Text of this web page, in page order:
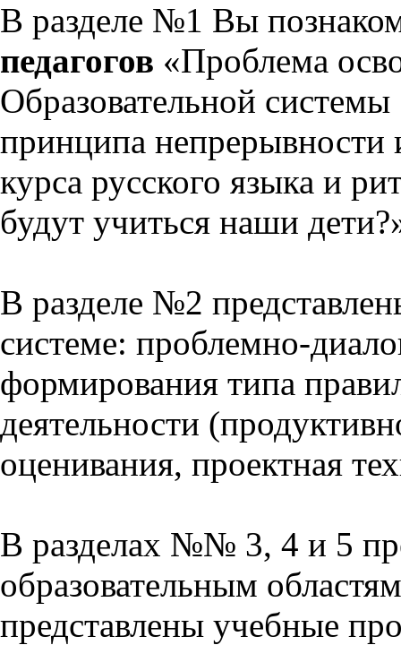
В разделе №1 Вы
педагогов «Проблема
Образовательной
принципа непрерывности
курса русского языка и
будут учиться наши
В разделе №2
системе: проблемно-
формирования типа
деятельности
оценивания, проектная
В разделах №№ 3, 4 и 5
образовательным
представлены учебные